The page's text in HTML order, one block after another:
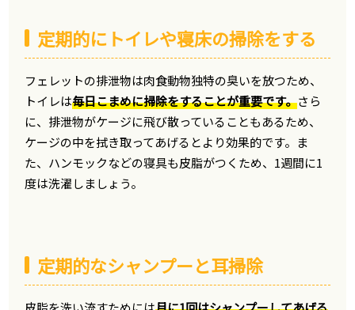
定期的にトイレや寝床の掃除をする
フェレットの排泄物は肉食動物独特の臭いを放つため、
トイレは毎日こまめに掃除をすることが重要です。さら
に、排泄物がケージに飛び散っていることもあるため、
ケージの中を拭き取ってあげるとより効果的です。ま
た、ハンモックなどの寝具も皮脂がつくため、1週間に1
度は洗濯しましょう。
定期的なシャンプーと耳掃除